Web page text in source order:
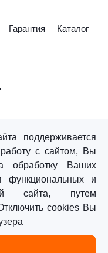
Гарантия Каталог
поддерживается
с сайтом, Вы
обработку Ваших
функциональных и
сайта, путем
cookies Вы